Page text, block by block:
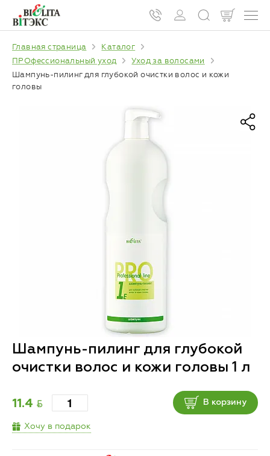
Главная страница
Каталог
ПРОфессиональный уход
Уход за волосами
Шампунь-пилинг для глубокой очистки волос и кожи
головы
Шампунь-пилинг для глубокой
очистки волос и кожи головы 1 л
11.4 BYN В корзину
Хочу в подарок